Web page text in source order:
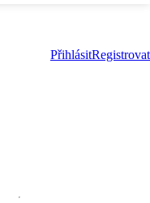
PřihlásitRegistrovat